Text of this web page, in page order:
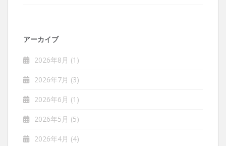
アーカイブ
2026年8月 (1)
2026年7月 (3)
2026年6月 (1)
2026年5月 (5)
2026年4月 (4)